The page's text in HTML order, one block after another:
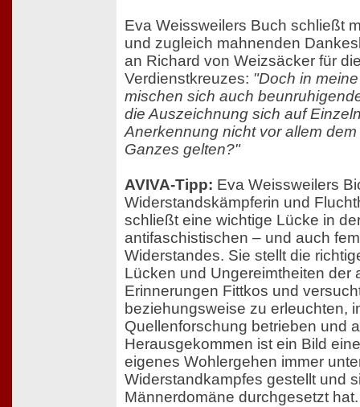
Eva Weissweilers Buch schließt
und zugleich mahnenden
an Richard von Weizsäcker für
Verdienstkreuzes: "Doch in
mischen sich auch
die Auszeichnung sich auf
Anerkennung nicht vor allem
Ganzes gelten?"
AVIVA-Tipp: Eva Weissweilers
Widerstandskämpferin und
schließt eine wichtige Lücke in
antifaschistischen – und auch
Widerstandes. Sie stellt die
Lücken und Ungereimtheiten der
Erinnerungen Fittkos und
beziehungsweise zu erleuchten,
Quellenforschung betrieben und
Herausgekommen ist ein Bild
eigenes Wohlergehen immer
Widerstandkampfes gestellt und
Männerdomäne durchgesetzt hat.